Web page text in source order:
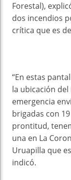
Forestal),
dos incendios
crítica que es
“En estas
la ubicación
emergencia
brigadas con
prontitud,
una en La
Uruapilla que
indicó.